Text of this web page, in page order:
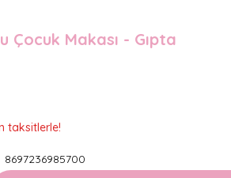
Çocuk Makası - Gıpta
taksitlerle!
8697236985700